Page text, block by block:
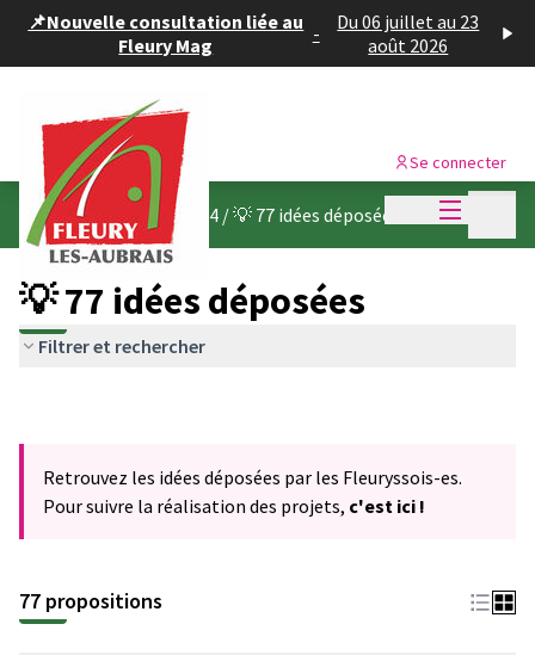
📌Nouvelle consultation liée au
Fleury Mag
-
Du 06 juillet au 23
août 2026
Menu
Se connecter
Budget participatif 2024 /💡 77 idées déposées
💡 77 idées déposées
Filtrer et rechercher
Retrouvez les idées déposées par les Fleuryssois-es.
Pour suivre la réalisation des projets, c'est ici !
77 propositions
Panneau de gestion des cookies